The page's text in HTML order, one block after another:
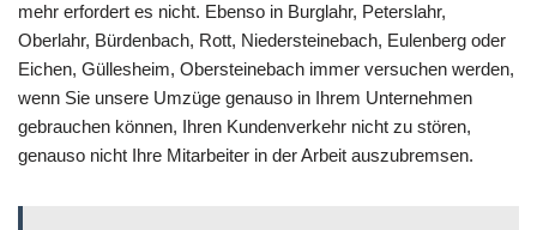
mehr erfordert es nicht. Ebenso in Burglahr, Peterslahr,
Oberlahr, Bürdenbach, Rott, Niedersteinebach, Eulenberg oder
Eichen, Güllesheim, Obersteinebach immer versuchen werden,
wenn Sie unsere Umzüge genauso in Ihrem Unternehmen
gebrauchen können, Ihren Kundenverkehr nicht zu stören,
genauso nicht Ihre Mitarbeiter in der Arbeit auszubremsen.